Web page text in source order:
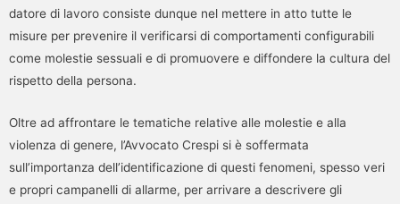
datore di lavoro consiste dunque nel mettere in atto tutte le
misure per prevenire il verificarsi di comportamenti configurabili
come molestie sessuali e di promuovere e diffondere la cultura del
rispetto della persona.
Oltre ad affrontare le tematiche relative alle molestie e alla
violenza di genere, l’Avvocato Crespi si è soffermata
sull’importanza dell’identificazione di questi fenomeni, spesso veri
e propri campanelli di allarme, per arrivare a descrivere gli